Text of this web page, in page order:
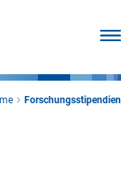
Forschungsstipendien